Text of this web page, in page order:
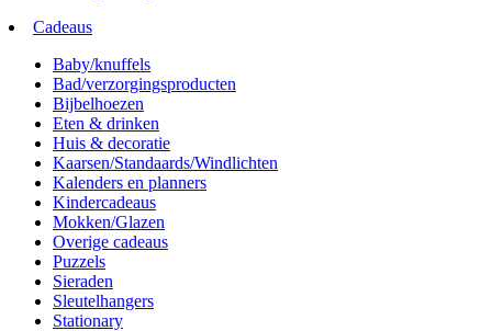
Cadeaus
Baby/knuffels
Bad/verzorgingsproducten
Bijbelhoezen
Eten & drinken
Huis & decoratie
Kaarsen/Standaards/Windlichten
Kalenders en planners
Kindercadeaus
Mokken/Glazen
Overige cadeaus
Puzzels
Sieraden
Sleutelhangers
Stationary